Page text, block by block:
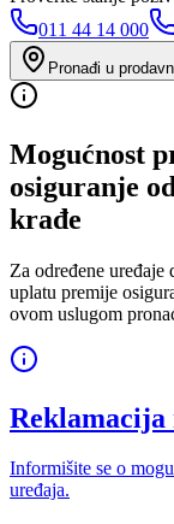
011 44 14 000
Pronađi u
Mogućnost
osiguranje
krađe
Za određene uređaje
uplatu premije
ovom uslugom
Informišite se o
uređaja.